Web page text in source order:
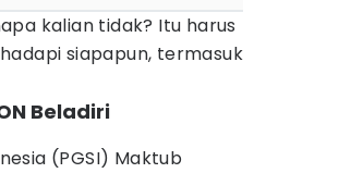
kalian tidak? Itu harus
siapapun, termasuk
Beladiri
(PGSI) Maktub